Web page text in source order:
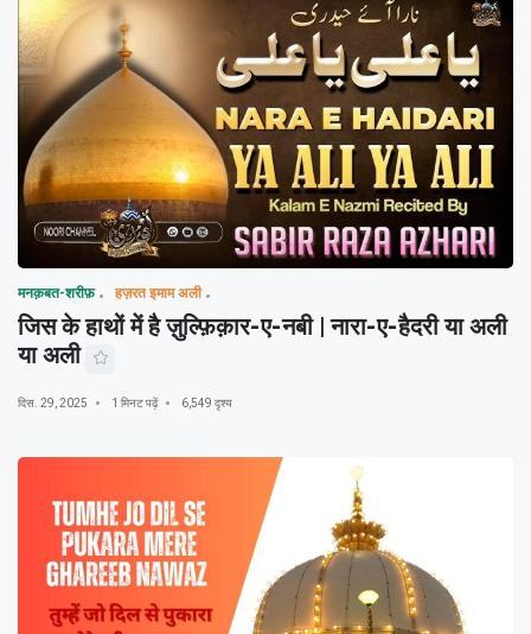
मनक़बत-शरीफ़ हज़रत इमाम अली
जिस के हाथों में है ज़ुल्फ़िक़ार-ए-नबी | नारा-ए-हैदरी या अली
या अली
दिस. 29, 2025 1 मिनट पढ़ें 6,549 दृश्य